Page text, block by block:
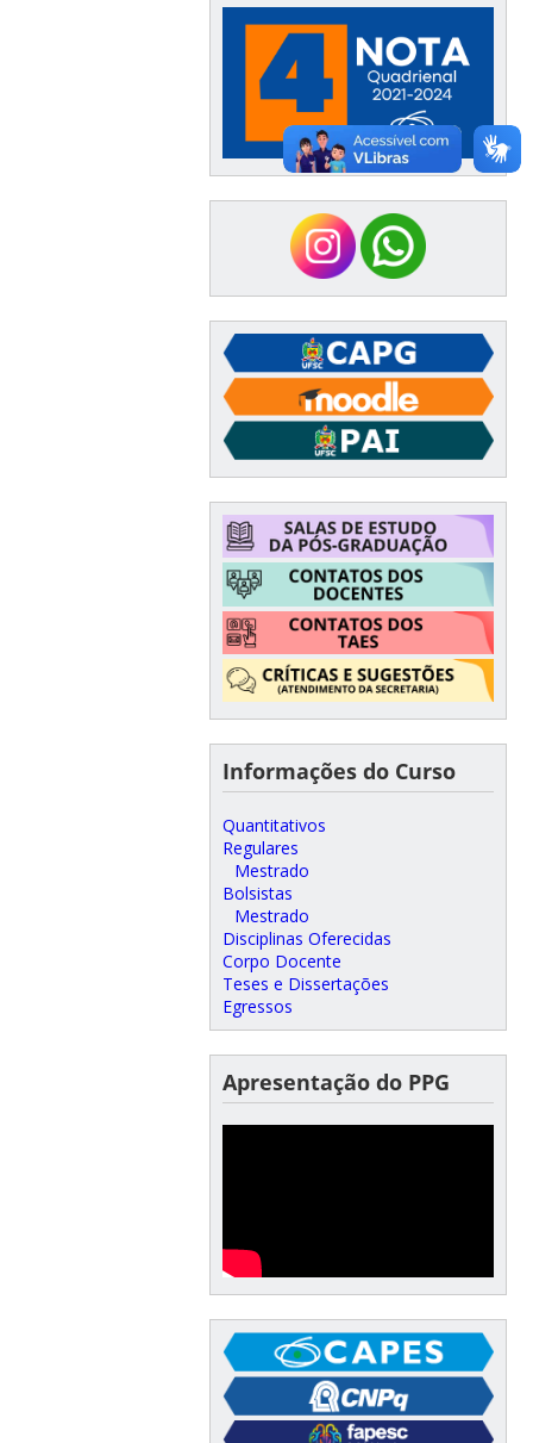
Informações do Curso
Quantitativos
Regulares
Mestrado
Bolsistas
Mestrado
Disciplinas Oferecidas
Corpo Docente
Teses e Dissertações
Egressos
Apresentação do PPG